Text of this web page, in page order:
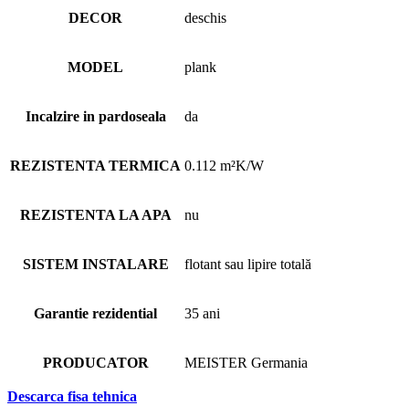
DECOR deschis
MODEL plank
Incalzire in pardoseala da
REZISTENTA TERMICA 0.112 m²K/W
REZISTENTA LA APA nu
SISTEM INSTALARE flotant sau lipire totală
Garantie rezidential 35 ani
PRODUCATOR MEISTER Germania
Descarca fisa tehnica